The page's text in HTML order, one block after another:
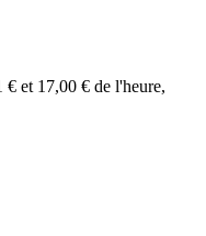
€ et 17,00 € de l'heure,